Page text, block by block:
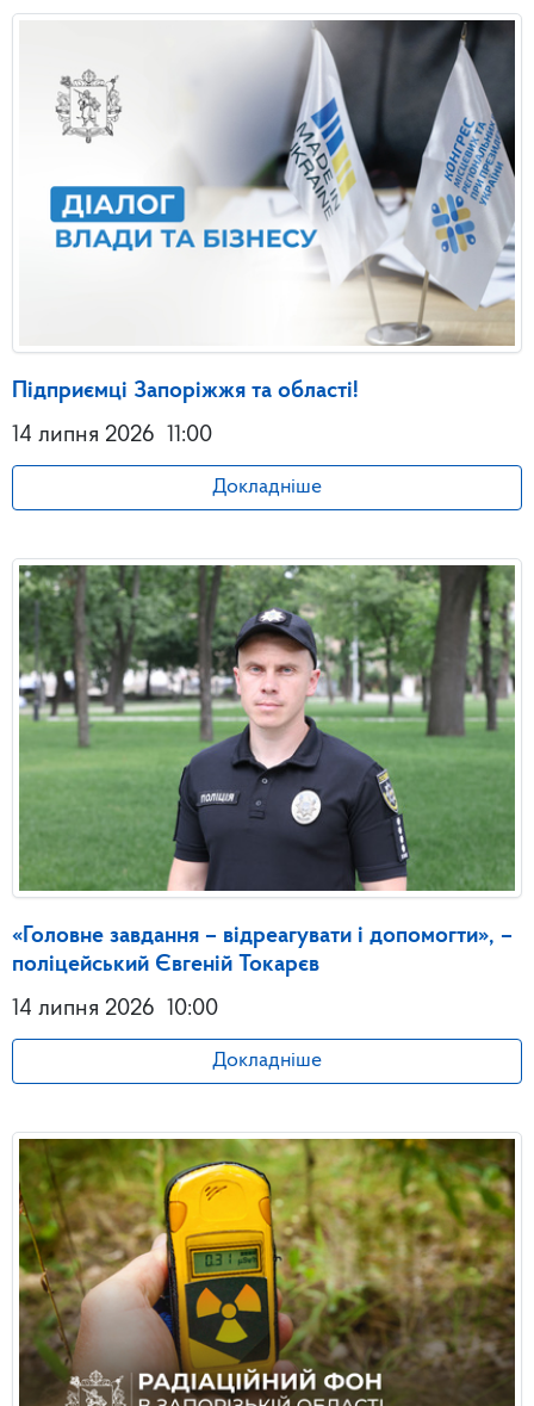
Підприємці Запоріжжя та області!
14 липня 2026
11:00
Докладніше
«Головне завдання – відреагувати і допомогти», –
поліцейський Євгеній Токарєв
14 липня 2026
10:00
Докладніше